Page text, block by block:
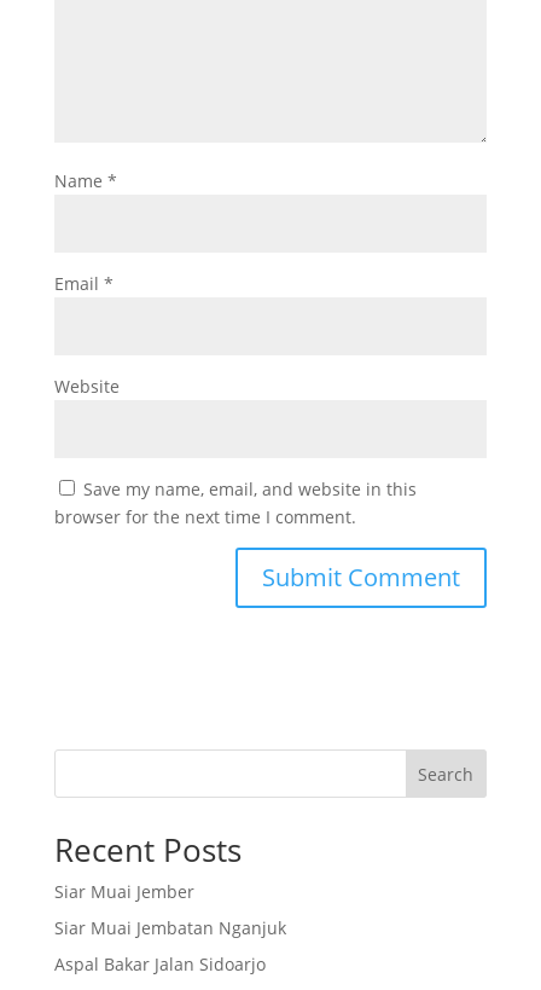
Name *
Email *
Website
Save my name, email, and website in this
browser for the next time I comment.
Search
Recent Posts
Siar Muai Jember
Siar Muai Jembatan Nganjuk
Aspal Bakar Jalan Sidoarjo